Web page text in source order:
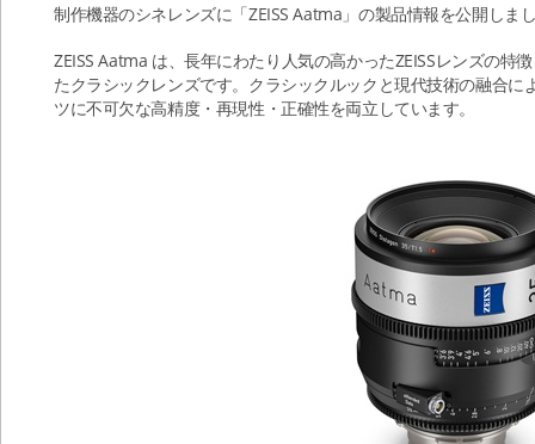
制作機器のシネレンズに「ZEISS Aatma」の製品情報を公開しま
ZEISS Aatma は、長年にわたり人気の高かったZEISSレンズの特
たクラシックレンズです。クラシックルックと現代技術の融合
ツに不可欠な高精度・再現性・正確性を両立しています。